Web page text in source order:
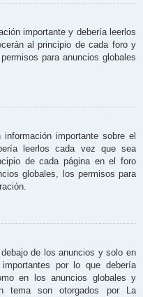
importante y debería leerlos
al principio de cada foro y
para anuncios globales
importante sobre el
leerlos cada vez que sea
de cada página en el foro
globales, los permisos para
de los anuncios y solo en
por lo que debería
en los anuncios globales y
tema son otorgados por La